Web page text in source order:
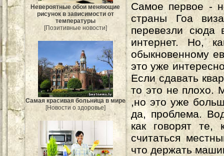
Невероятные обои меняющие
рисунок в зависимости от
температуры
[Позитивные новости]
Самая красивая больница в мире
[Новости о здоровье]
Самое первое -
страны Гоа
перевезли сюда
интернет. Но,
обыкновенному
это уже
Если сдавать
то это не плохо.
,но это уже
да, проблема.
как говорят
считаться
что держать